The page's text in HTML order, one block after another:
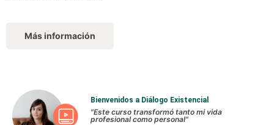
Más información
Bienvenidos a Diálogo Existencial
"Este curso transformó tanto mi vida
profesional como personal"